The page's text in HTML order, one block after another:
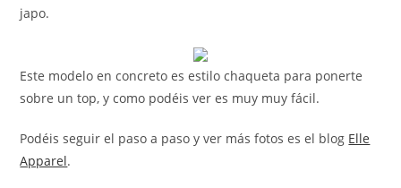
japo.
Este modelo en concreto es estilo chaqueta para ponerte
sobre un top, y como podéis ver es muy muy fácil.
Podéis seguir el paso a paso y ver más fotos es el blog Elle
Apparel.